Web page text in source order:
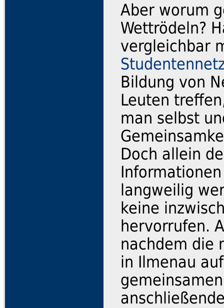
Aber worum
Wettrödeln?
vergleichbar
Bildung von
Leuten
man selbst
Doch allein
langweilig
keine
hervorrufen.
nachdem die
in Ilmenau